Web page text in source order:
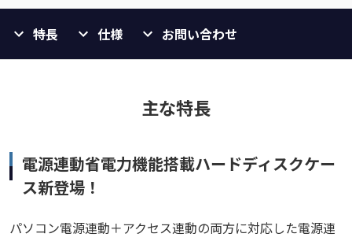
特長 仕様 お問い合わせ
主な特長
電源連動省電力機能搭載ハードディスクケー
ス新登場！
パソコン電源連動＋アクセス連動の両方に対応した電源連